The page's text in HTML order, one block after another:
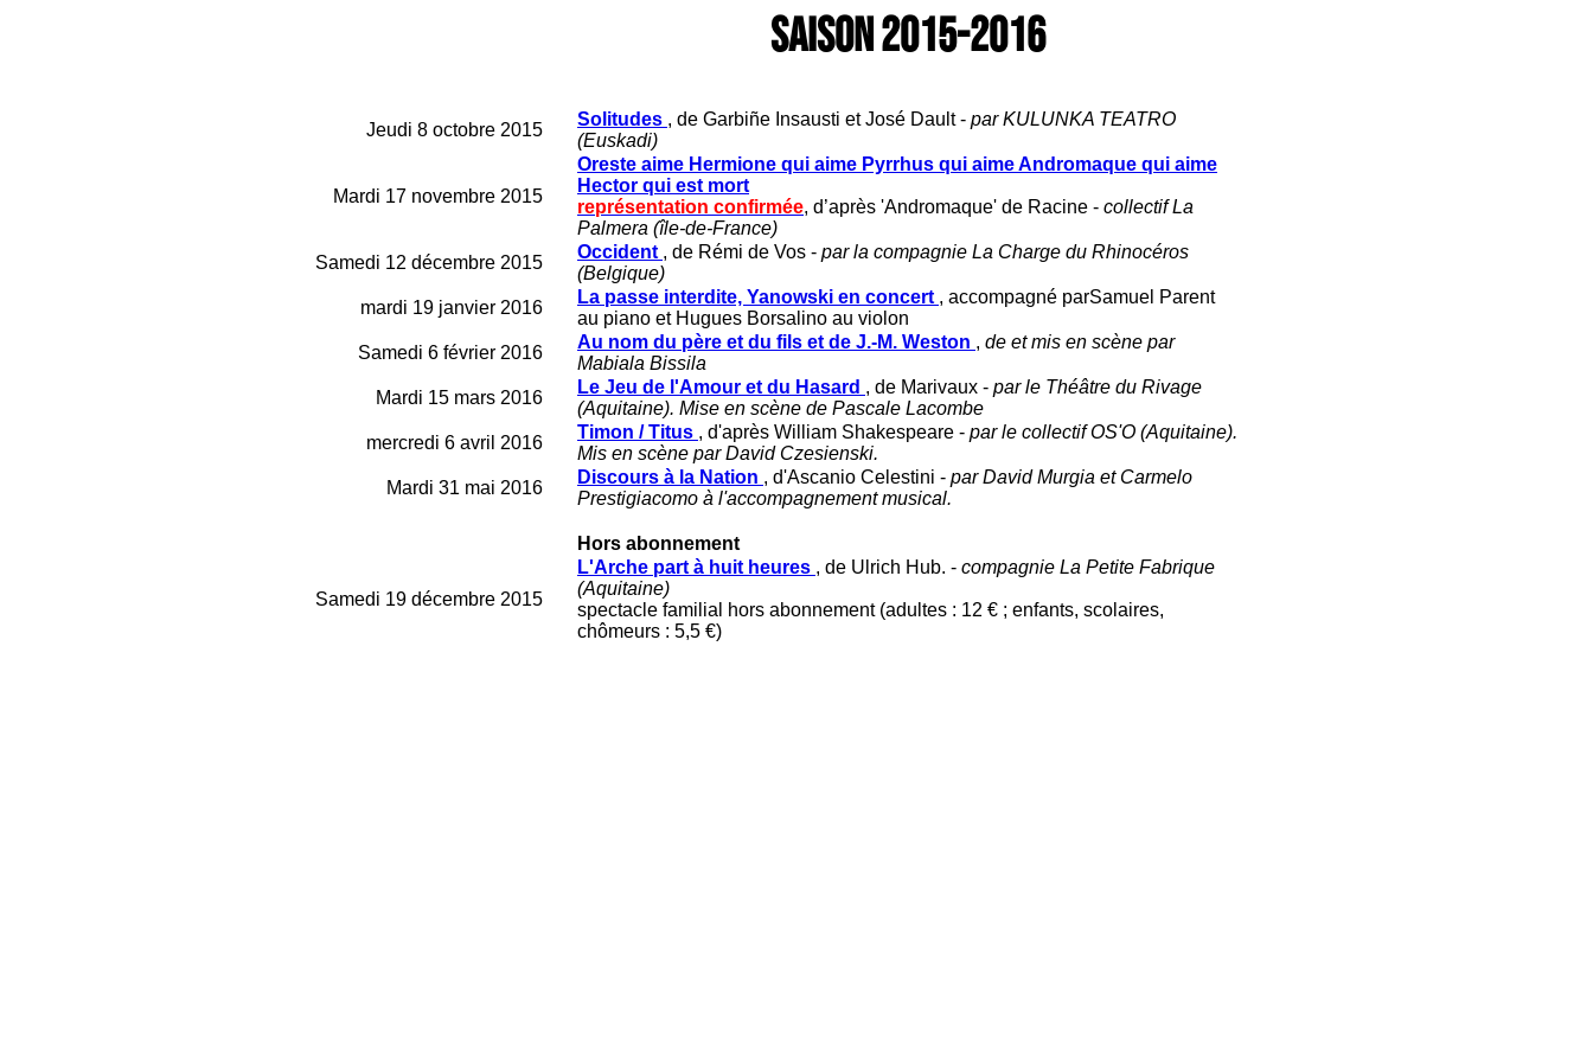
SAISON 2015-2016
Jeudi 8 octobre 2015
Solitudes , de Garbiñe Insausti et José Dault - par KULUNKA TEATRO
(Euskadi)
Mardi 17 novembre 2015
Oreste aime Hermione qui aime Pyrrhus qui aime Andromaque qui aime
Hector qui est mort
représentation confirmée, d’après 'Andromaque' de Racine - collectif La
Palmera (île-de-France)
Samedi 12 décembre 2015
Occident , de Rémi de Vos - par la compagnie La Charge du Rhinocéros
(Belgique)
mardi 19 janvier 2016
La passe interdite, Yanowski en concert , accompagné parSamuel Parent
au piano et Hugues Borsalino au violon
Samedi 6 février 2016
Au nom du père et du fils et de J.-M. Weston , de et mis en scène par
Mabiala Bissila
Mardi 15 mars 2016
Le Jeu de l'Amour et du Hasard , de Marivaux - par le Théâtre du Rivage
(Aquitaine). Mise en scène de Pascale Lacombe
mercredi 6 avril 2016
Timon / Titus , d'après William Shakespeare - par le collectif OS'O (Aquitaine).
Mis en scène par David Czesienski.
Mardi 31 mai 2016
Discours à la Nation , d'Ascanio Celestini - par David Murgia et Carmelo
Prestigiacomo à l'accompagnement musical.
Hors abonnement
Samedi 19 décembre 2015
L'Arche part à huit heures , de Ulrich Hub. - compagnie La Petite Fabrique
(Aquitaine)
spectacle familial hors abonnement (adultes : 12 € ; enfants, scolaires,
chômeurs : 5,5 €)